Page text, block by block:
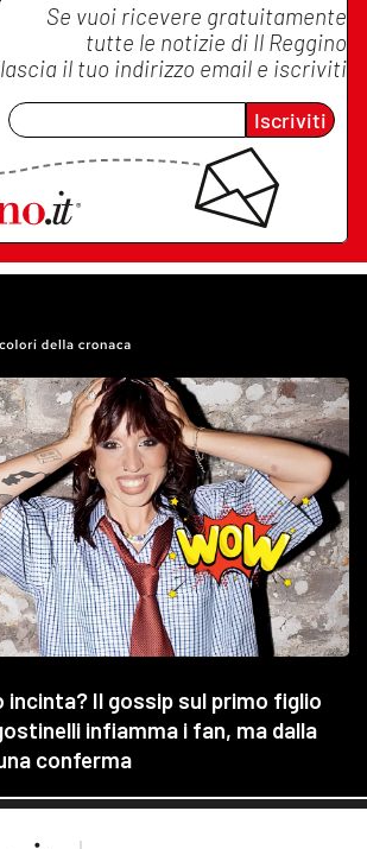
Se vuoi ricevere gratuitamente
tutte le notizie di Il Reggino
lascia il tuo indirizzo email e iscriviti
Iscriviti